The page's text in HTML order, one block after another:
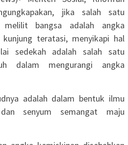
jika salah satu
bangsa adalah angka
teratasi, menyikapi hal
sedekah adalah salah satu
dalam mengurangi angka
adalah dalam bentuk ilmu
senyum semangat maju